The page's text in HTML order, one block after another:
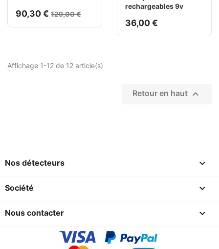
90,30 € 129,00 €
rechargeables 9v
36,00 €
Affichage 1-12 de 12 article(s)
Retour en haut 
Nos détecteurs 
Société 
Nous contacter 